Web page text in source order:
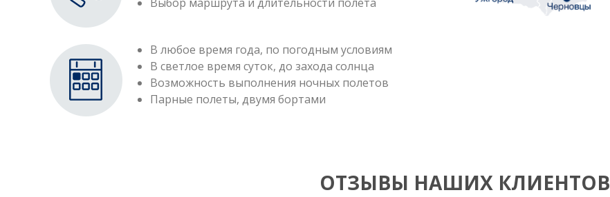
В любое время года, по погодным условиям
В светлое время суток, до захода солнца
Возможность выполнения ночных полетов
Парные полеты, двумя бортами
ОТЗЫВЫ НАШИХ КЛИЕНТОВ